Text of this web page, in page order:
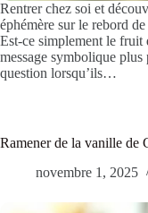
Rentrer chez soi et
éphémère sur le rebord
Est-ce simplement le
message symbolique
question lorsqu’ils…
Ramener de la vanille de
novembre 1, 2025